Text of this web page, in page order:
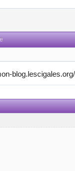
blog.lescigales.org/